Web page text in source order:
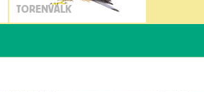
TORENVALK